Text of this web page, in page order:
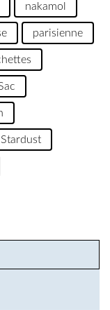
nakamol
parisienne
Stardust